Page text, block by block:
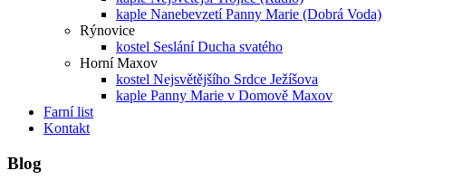
kaple Nanebevzetí Panny Marie (Dobrá Voda)
Rýnovice
kostel Seslání Ducha svatého
Horní Maxov
kostel Nejsvětějšího Srdce Ježíšova
kaple Panny Marie v Domově Maxov
Farní list
Kontakt
Blog